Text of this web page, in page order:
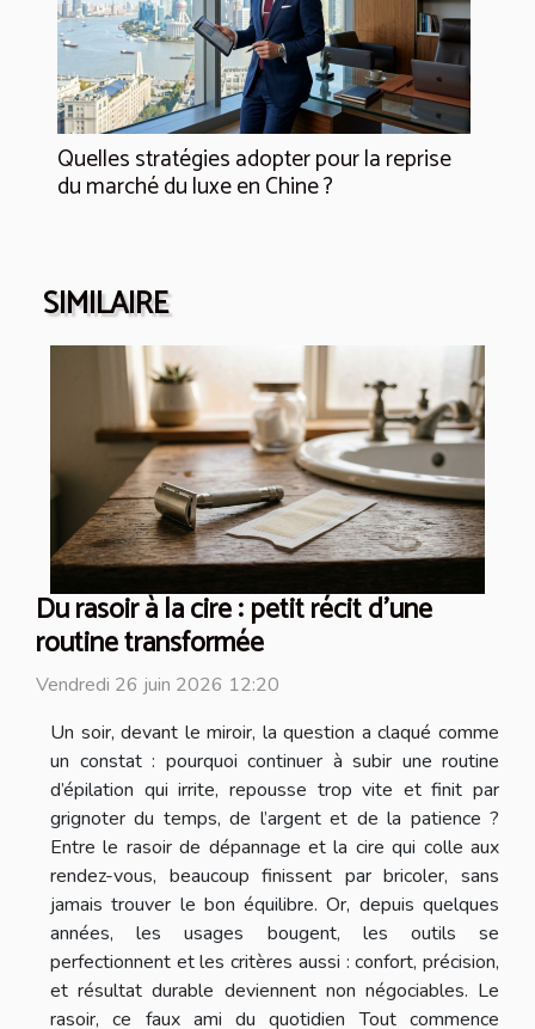
Quelles stratégies adopter pour la reprise
du marché du luxe en Chine ?
SIMILAIRE
Du rasoir à la cire : petit récit d’une
routine transformée
Vendredi 26 juin 2026 12:20
Un soir, devant le miroir, la question a claqué comme
un constat : pourquoi continuer à subir une routine
d’épilation qui irrite, repousse trop vite et finit par
grignoter du temps, de l’argent et de la patience ?
Entre le rasoir de dépannage et la cire qui colle aux
rendez-vous, beaucoup finissent par bricoler, sans
jamais trouver le bon équilibre. Or, depuis quelques
années, les usages bougent, les outils se
perfectionnent et les critères aussi : confort, précision,
et résultat durable deviennent non négociables. Le
rasoir, ce faux ami du quotidien Tout commence